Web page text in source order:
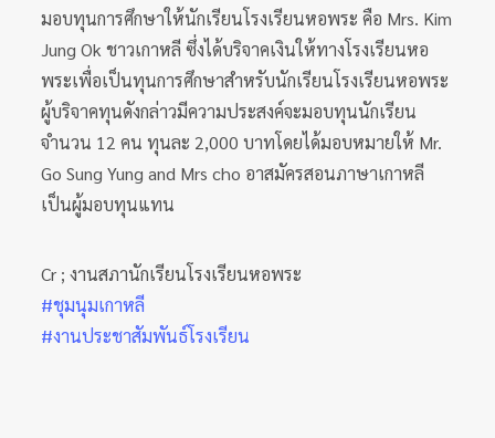
มอบทุนการศึกษาให้นักเรียนโรงเรียนหอพระ คือ Mrs. Kim
Jung Ok ชาวเกาหลี ซึ่งได้บริจาคเงินให้ทางโรงเรียนหอ
พระเพื่อเป็นทุนการศึกษาสำหรับนักเรียนโรงเรียนหอพระ
ผู้บริจาคทุนดังกล่าวมีความประสงค์จะมอบทุนนักเรียน
จำนวน 12 คน ทุนละ 2,000 บาทโดยได้มอบหมายให้ Mr.
Go Sung Yung and Mrs cho อาสมัครสอนภาษาเกาหลี
เป็นผู้มอบทุนแทน
Cr ; งานสภานักเรียนโรงเรียนหอพระ
#ชุมนุมเกาหลี
#งานประชาสัมพันธ์โรงเรียน